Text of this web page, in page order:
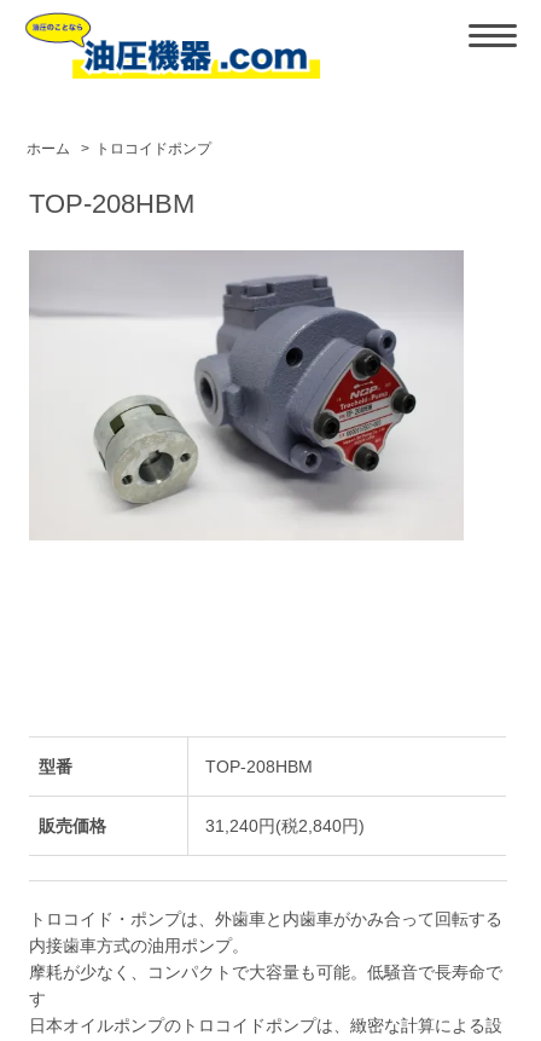
ホーム > トロコイドポンプ
TOP-208HBM
型番 TOP-208HBM
販売価格 31,240円(税2,840円)
トロコイド・ポンプは、外歯車と内歯車がかみ合って回転する
内接歯車方式の油用ポンプ。
摩耗が少なく、コンパクトで大容量も可能。低騒音で長寿命で
す
日本オイルポンプのトロコイドポンプは、緻密な計算による設